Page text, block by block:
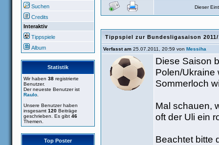
Suchen
Credits
Interaktiv
Tippspiele
Album
Statistik
Wir haben 38 registrierte
Benutzer.
Der neueste Benutzer ist
Raulo
Unsere Benutzer haben
insgesamt 120 Beiträge
geschrieben. Es gibt 46
Themen.
Top Poster
Dieser
Tippspiel zur Bundesligasaison 2011/
Verfasst am 25.07.2011, 20:59 von Messiha
Diese Saison
Polen/Ukraine
Sommerloch
Mal schauen,
oft der Uli ein
Beachtet bitte